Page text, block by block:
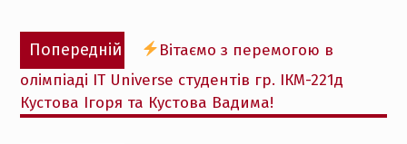
Навігація
записів
Попередній
Попередній
запис:
Вітаємо з перемогою в
олімпіаді IT Universe студентів гр. ІКМ-221д
Кустова Ігоря та Кустова Вадима!